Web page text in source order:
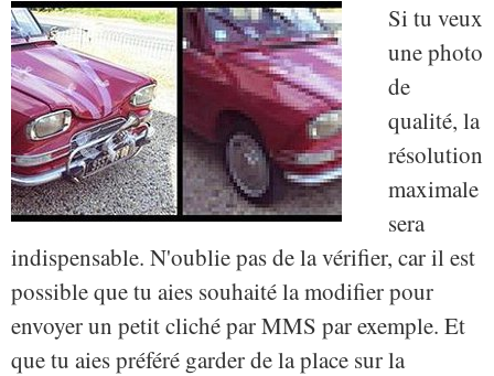
Si tu veux
une photo
de
qualité, la
résolution
maximale
sera
indispensable. N'oublie pas de la vérifier, car il est
possible que tu aies souhaité la modifier pour
envoyer un petit cliché par MMS par exemple. Et
que tu aies préféré garder de la place sur la